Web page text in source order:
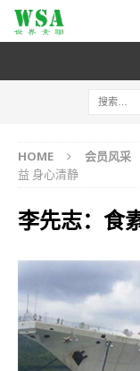
HOME 会员风采
益 身心清静
李先志：食